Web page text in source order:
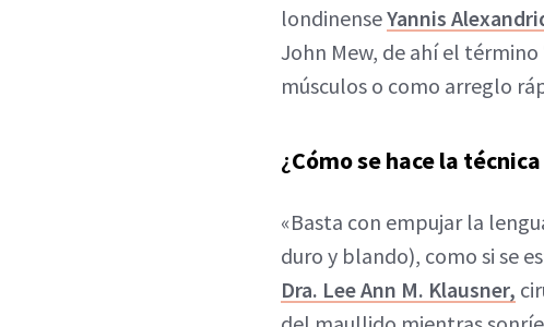
londinenseYannis
John Mew, de ahí el
músculos o como arreglo
¿Cómo se hace la
«Basta con empujar la
duro y blando), como si se
Dra. Lee Ann M. Klausner,